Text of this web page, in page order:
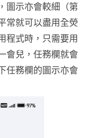
圖示亦會較細（第
常就可以盡用全熒
程式時，只需要用
會兒，任務欄就會
任務欄的圖示亦會